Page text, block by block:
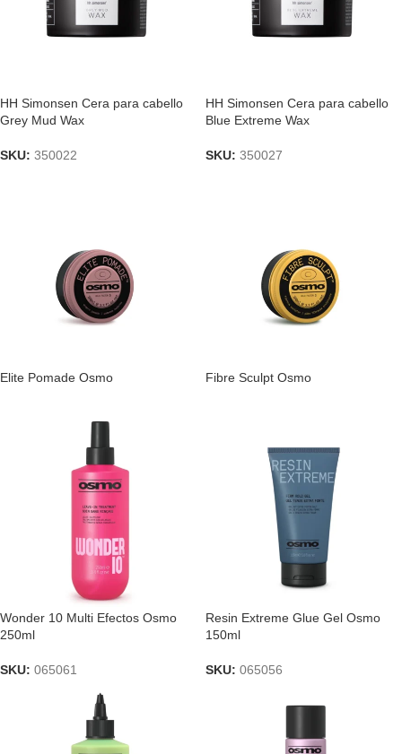
HH Simonsen Cera para cabello
Grey Mud Wax
SKU: 350022
HH Simonsen Cera para cabello
Blue Extreme Wax
SKU: 350027
Elite Pomade Osmo Fibre Sculpt Osmo
Wonder 10 Multi Efectos Osmo
250ml
SKU: 065061
Resin Extreme Glue Gel Osmo
150ml
SKU: 065056